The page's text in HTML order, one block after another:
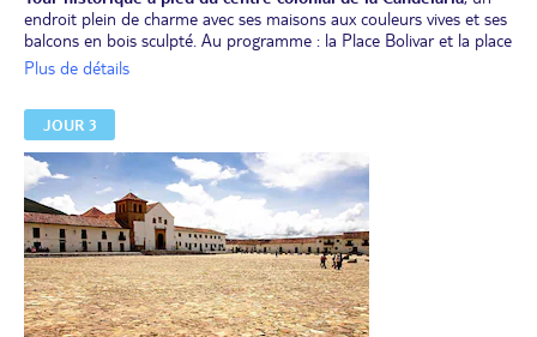
endroit plein de charme avec ses maisons aux couleurs vives et ses
balcons en bois sculpté. Au programme : la Place Bolivar et la place
del Chorro avec ses artistes ainsi que ses maisons coloniales. Visite
dégustation de fruits locaux.
Déjeuner.
Départ pour lavisite du musée de l'Or
, où se trouve la plus
grande collection d'Amérique latine d'objets en or précolombiens.
Il abrite en effet plus de 30 000 pièces en or et des émeraudes par
milliers. Vous visiterez également leMusée Botero
grande collection du plus célèbre artiste Colombien ainsi que
d'autres chefs d'œuvres des plus grands noms de
l’impressionnisme et du modernisme
Dîner dans le quartier de la Candelariaet nuit à l'hôtel.
Plus de détails
JOUR 3